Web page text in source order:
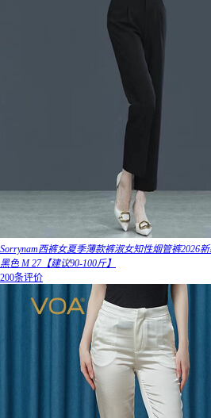
Sorrynam西裤女夏季薄款裤淑女知性烟管裤2026
黑色 M 27【建议90-100斤】
200条评价